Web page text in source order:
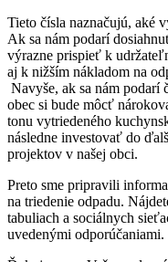
Tieto čísla naznačujú, aké
Ak sa nám podarí
výrazne prispieť k
aj k nižším nákladom na
Navyše, ak sa nám
obec si bude môcť
tonu vytriedeného
následne investovať do
projektov v našej obci.
Preto sme pripravili
na triedenie odpadu.
tabuliach a sociálnych
uvedenými odporúčaniami.